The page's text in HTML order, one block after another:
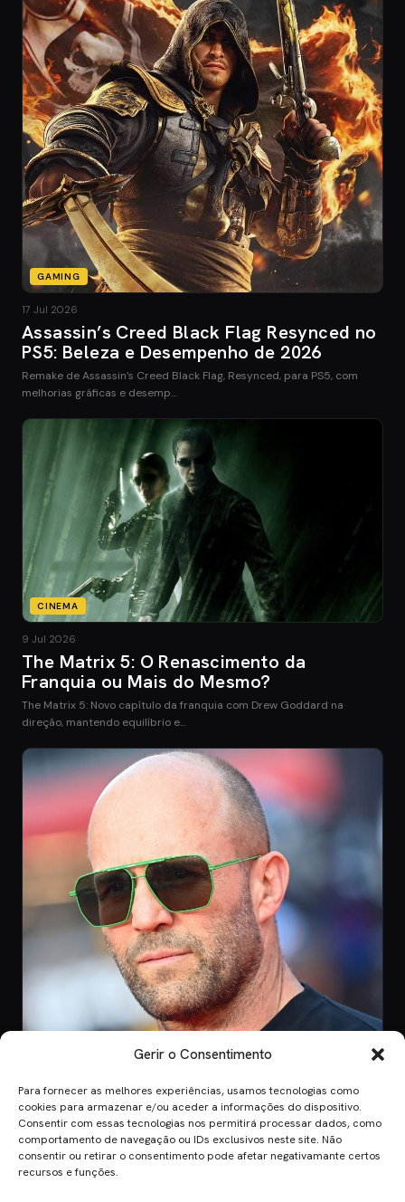
Gerir o Consentimento
Para fornecer as melhores experiências, usamos tecnologias como
cookies para armazenar e/ou aceder a informações do dispositivo.
Consentir com essas tecnologias nos permitirá processar dados, como
comportamento de navegação ou IDs exclusivos neste site. Não
consentir ou retirar o consentimento pode afetar negativamante certos
recursos e funções.
GAMING
17 Jul 2026
Assassin’s Creed Black Flag Resynced no
PS5: Beleza e Desempenho de 2026
Remake de Assassin’s Creed Black Flag, Resynced, para PS5, com
melhorias gráficas e desemp…
CINEMA
9 Jul 2026
The Matrix 5: O Renascimento da
Franquia ou Mais do Mesmo?
The Matrix 5: Novo capítulo da franquia com Drew Goddard na
direção, mantendo equilíbrio e…
CINEMA
8 Jul 2026
Mutiny: O Novo Thriller de Ação de Jason
Statham em 2026